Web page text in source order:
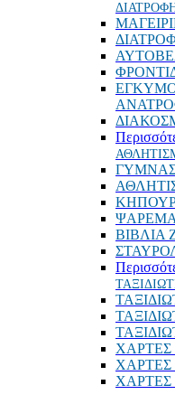
ΒΙΒΛΙΑ